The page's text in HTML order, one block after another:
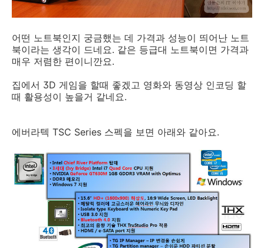
어떤 노트북인지 궁금했는 데 가격과 성능이 띄어난 노트
북이라는 생각이 드네요. 같은 등급대 노트북이면 가격과
매우 저렴한 편이니깐요.
집에서 3D 게임을 할때 좋겠고 영화와 동영상 인코딩 할
때 활용성이 높을거 같네요.
에버라텍 TSC Series 스펙을 보면 아래와 같아요.